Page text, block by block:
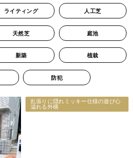
ライティング 人工芝
天然芝 庭池
新築 植栽
防犯
乱張りに隠れミッキー仕様の遊び心
溢れる外構